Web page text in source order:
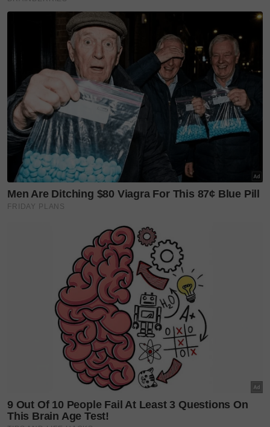
Kamal berharap dapat bertemu Uqasha bagi membincangkan
kemelut rumah tangga mereka.
Dalam masa sama, Abdul Hadi menjelaskan bahawa
pihaknya tidak akan mengulas panjang mengenai isu
kekeliruan tarikh atau waktu pernikahan pasangan
berkenaan, yang sebelum ini menjadi perbualan
dalam kalangan netizen.
Artikel Berkaitan:
Uqasha Senrose tetap mahu teruskan
‘Tolong jangan kecam dia…’ Kamal Adli mohon
netizen jangan burukkan Uqasha Senrose
Kamal Adli harap dapat selamatkan rumah
tangga, akui masih sayang
“Untuk isu tarikh nikah, kita tidak mahu komen apa-
apa kerana ia berkaitan keluarga dan lebih baik
diselesaikan secara dalaman.
"Kita sudah buat surat penjelasan kepada pihak
peguam Uqasha dan tidak berhasrat untuk
membahaskannya secara terbuka,” ujarnya.